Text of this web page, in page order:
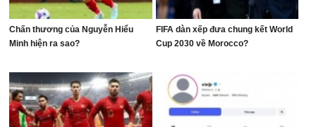
Chấn thương của Nguyễn Hiểu
Minh hiện ra sao?
FIFA dàn xếp đưa chung kết World
Cup 2030 về Morocco?